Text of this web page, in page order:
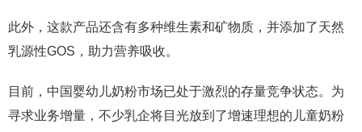
此外，这款产品还含有多种维生素和矿物质，并添加了天然
乳源性GOS，助力营养吸收。
目前，中国婴幼儿奶粉市场已处于激烈的存量竞争状态。为
寻求业务增量，不少乳企将目光放到了增速理想的儿童奶粉